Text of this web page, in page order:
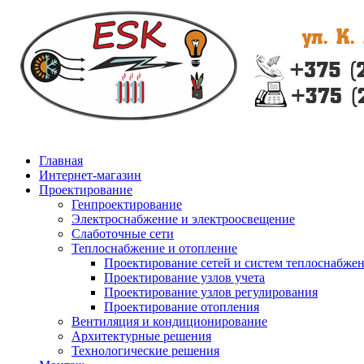
Главная
Интернет-магазин
Проектирование
Генпроектирование
Электроснабжение и электроосвещение
Слаботочные сети
Теплоснабжение и отопление
Проектирование сетей и систем
Проектирование узлов учета
Проектирование узлов регулирования
Проектирование отопления
Вентиляция и кондиционирование
Архитектурные решения
Технологические решения